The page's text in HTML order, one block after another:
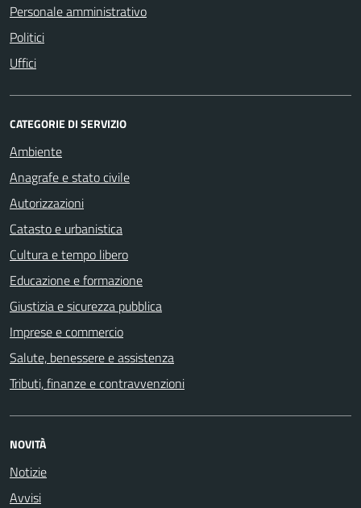
Personale amministrativo
Politici
Uffici
CATEGORIE DI SERVIZIO
Ambiente
Anagrafe e stato civile
Autorizzazioni
Catasto e urbanistica
Cultura e tempo libero
Educazione e formazione
Giustizia e sicurezza pubblica
Imprese e commercio
Salute, benessere e assistenza
Tributi, finanze e contravvenzioni
NOVITÀ
Notizie
Avvisi